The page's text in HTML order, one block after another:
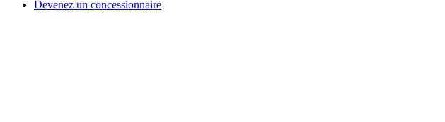
Devenez un concessionnaire